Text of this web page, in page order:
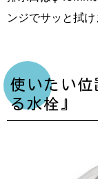
ンジでサッと拭け
使いたい位
る水栓』